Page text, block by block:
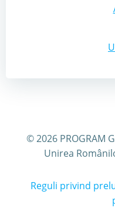
© 2026 PROGRAM
Unirea
Reguli privind